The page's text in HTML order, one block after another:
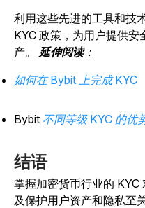
利用这些先进的工具和技
KYC 政策，为用户提供
产。
延伸阅读：
如何在 Bybit 上完成 KYC
Bybit 不同等级 KYC 的优
结语
掌握加密货币行业的 KYC
及保护用户资产和隐私至